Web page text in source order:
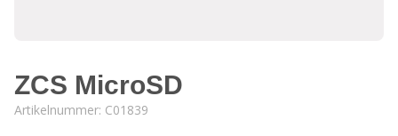
ZCS MicroSD
Artikelnummer: C01839